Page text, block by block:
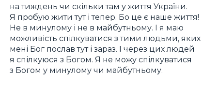
на тиждень чи скільки там у життя України.
Я пробую жити тут і тепер. Бо це є наше життя!
Не в минулому і не в майбутньому. І я маю
можливість спілкуватися з тими людьми, яких
мені Бог послав тут і зараз. І через цих людей
я спілкуюся з Богом. Я не можу спілкуватися
з Богом у минулому чи майбутньому.